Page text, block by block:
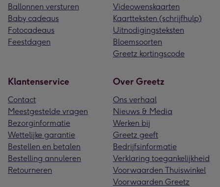
Ballonnen versturen
Baby cadeaus
Fotocadeaus
Feestdagen
Videowenskaarten
Kaartteksten (schrijfhulp)
Uitnodigingsteksten
Bloemsoorten
Greetz kortingscode
Klantenservice
Contact
Meestgestelde vragen
Bezorginformatie
Wettelijke garantie
Bestellen en betalen
Bestelling annuleren
Retourneren
Over Greetz
Ons verhaal
Nieuws & Media
Werken bij
Greetz geeft
Bedrijfsinformatie
Verklaring toegankelijkheid
Voorwaarden Thuiswinkel
Voorwaarden Greetz